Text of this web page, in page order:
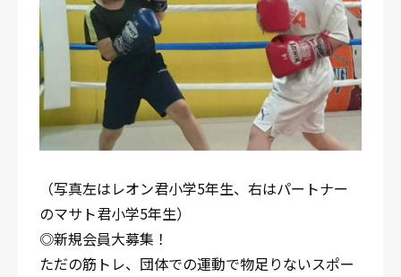
（写真左はレオン君小学5年生、右はパートナー
のマサト君小学5年生）
◎新規会員大募集！
ただの筋トレ、団体での運動で物足りないスポー